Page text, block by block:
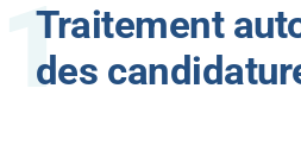
Traitement
des